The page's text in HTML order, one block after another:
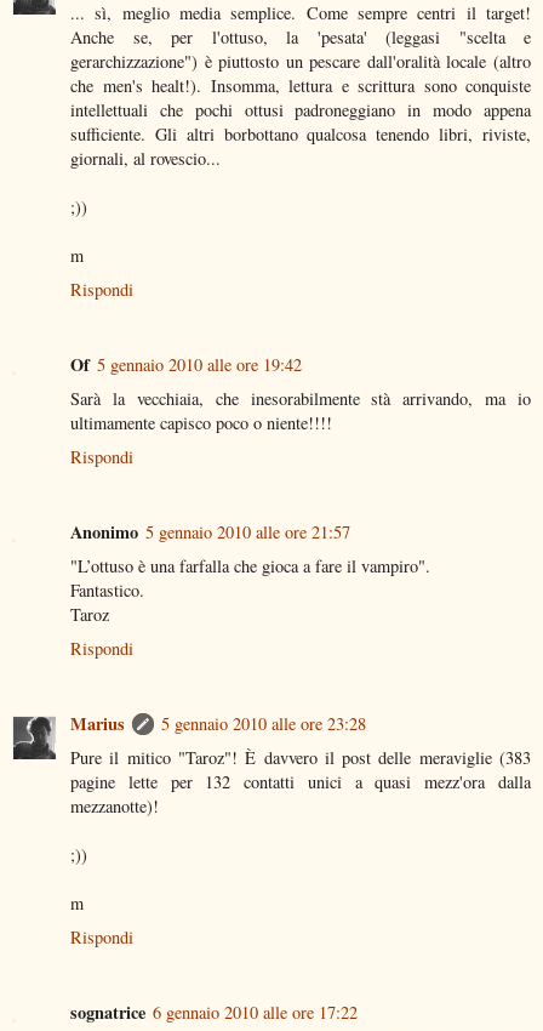
... sì, meglio media semplice. Come sempre centri il target!
Anche se, per l'ottuso, la 'pesata' (leggasi "scelta e
gerarchizzazione") è piuttosto un pescare dall'oralità locale (altro
che men's healt!). Insomma, lettura e scrittura sono conquiste
intellettuali che pochi ottusi padroneggiano in modo appena
sufficiente. Gli altri borbottano qualcosa tenendo libri, riviste,
giornali, al rovescio...
;))
m
Rispondi
Of 5 gennaio 2010 alle ore 19:42
Sarà la vecchiaia, che inesorabilmente stà arrivando, ma io
ultimamente capisco poco o niente!!!!
Rispondi
Anonimo 5 gennaio 2010 alle ore 21:57
"L’ottuso è una farfalla che gioca a fare il vampiro".
Fantastico.
Taroz
Rispondi
Marius
5 gennaio 2010 alle ore 23:28
Pure il mitico "Taroz"! È davvero il post delle meraviglie (383
pagine lette per 132 contatti unici a quasi mezz'ora dalla
mezzanotte)!
;))
m
Rispondi
sognatrice 6 gennaio 2010 alle ore 17:22